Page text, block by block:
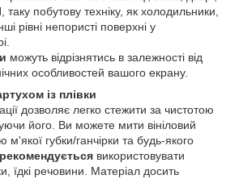
побутову техніку, як холодильники,
рівні непористі поверхні у
можуть відрізнятись в залежності від
особливостей вашого екрану.
із плівки
дозволяє легко стежити за чистотою
його. Ви можете мити вініловий
губки/ганчірки та будь-якого
використовувати
їдкі речовини. Матеріал досить